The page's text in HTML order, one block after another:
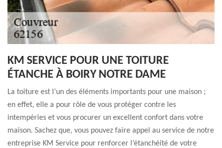
KM SERVICE POUR UNE TOITURE
ÉTANCHE À BOIRY NOTRE DAME
La toiture est l’un des éléments importants pour une maison ;
en effet, elle a pour rôle de vous protéger contre les
intempéries et vous procurer un excellent confort dans votre
maison. Sachez que, vous pouvez faire appel au service de notre
entreprise KM Service pour renforcer l’étanchéité de votre